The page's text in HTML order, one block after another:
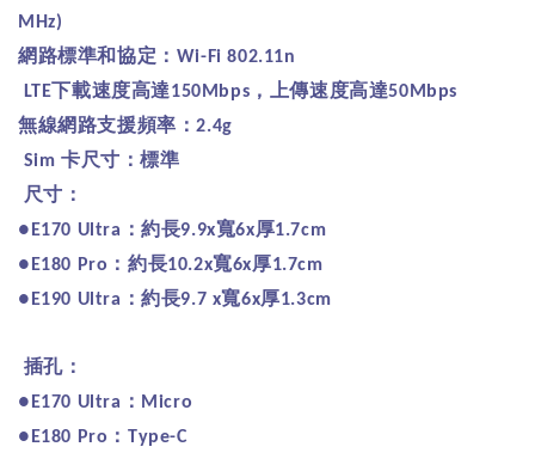
MHz)
網路標準和協定： Wi-Fi 802.11n
LTE下載速度高達150Mbps ，上傳速度高達50Mbps
無線網路支援頻率：2.4g
Sim 卡尺寸：標準
尺寸：
●E170 Ultra ：約長9.9x寬6x厚1.7cm
●E180 Pro ：約長10.2x寬6x厚1.7cm
●E190 Ultra ：約長9.7 x寬6x厚1.3cm
插孔：
●E170 Ultra ： Micro
●E180 Pro ：Type-C